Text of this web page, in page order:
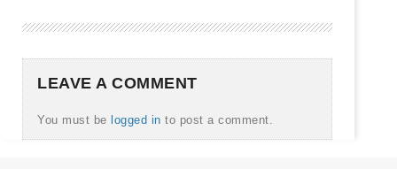
LEAVE A COMMENT
You must be logged in to post a comment.